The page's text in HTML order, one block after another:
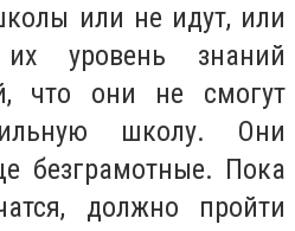
или не идут, или
уровень знаний
что они не смогут
школу. Они
безграмотные. Пока
должно пройти